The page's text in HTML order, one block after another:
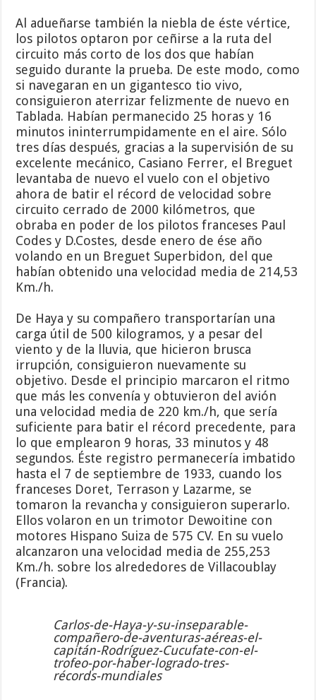
Al adueñarse también la niebla de éste vértice,
los pilotos optaron por ceñirse a la ruta del
circuito más corto de los dos que habían
seguido durante la prueba. De este modo, como
si navegaran en un gigantesco tio vivo,
consiguieron aterrizar felizmente de nuevo en
Tablada. Habían permanecido 25 horas y 16
minutos ininterrumpidamente en el aire. Sólo
tres días después, gracias a la supervisión de su
excelente mecánico, Casiano Ferrer, el Breguet
levantaba de nuevo el vuelo con el objetivo
ahora de batir el récord de velocidad sobre
circuito cerrado de 2000 kilómetros, que
obraba en poder de los pilotos franceses Paul
Codes y D.Costes, desde enero de ése año
volando en un Breguet Superbidon, del que
habían obtenido una velocidad media de 214,53
Km./h.
De Haya y su compañero transportarían una
carga útil de 500 kilogramos, y a pesar del
viento y de la lluvia, que hicieron brusca
irrupción, consiguieron nuevamente su
objetivo. Desde el principio marcaron el ritmo
que más les convenía y obtuvieron del avión
una velocidad media de 220 km./h, que sería
suficiente para batir el récord precedente, para
lo que emplearon 9 horas, 33 minutos y 48
segundos. Éste registro permanecería imbatido
hasta el 7 de septiembre de 1933, cuando los
franceses Doret, Terrason y Lazarme, se
tomaron la revancha y consiguieron superarlo.
Ellos volaron en un trimotor Dewoitine con
motores Hispano Suiza de 575 CV. En su vuelo
alcanzaron una velocidad media de 255,253
Km./h. sobre los alrededores de Villacoublay
(Francia).
Carlos-de-Haya-y-su-inseparable-
compañero-de-aventuras-aéreas-el-
capitán-Rodríguez-Cucufate-con-el-
trofeo-por-haber-logrado-tres-
récords-mundiales